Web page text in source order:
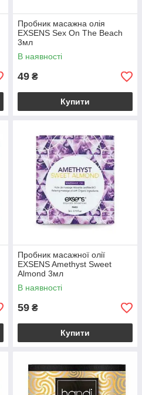
Пробник масажна олія
EXSENS Sex On The Beach
3мл
В наявності
49 ₴
Купити
Пробник масажної олії
EXSENS Amethyst Sweet
Almond 3мл
В наявності
59 ₴
Купити